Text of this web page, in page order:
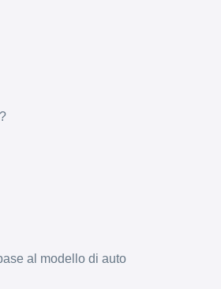
al modello di auto